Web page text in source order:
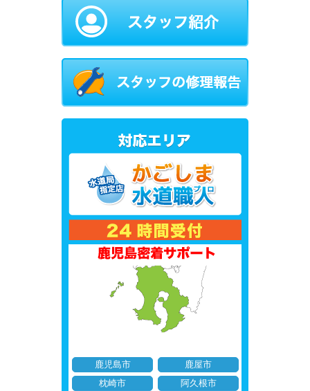
鹿児島市
鹿屋市
枕崎市
阿久根市